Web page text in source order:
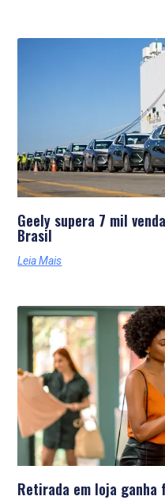
Geely supera 7 mil
Brasil
Leia Mais
Retirada em loja ganha